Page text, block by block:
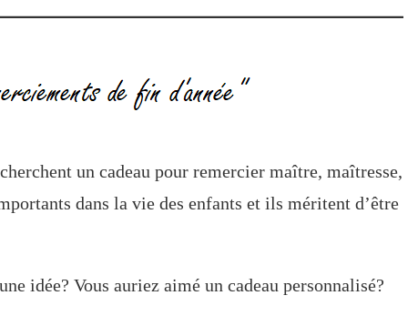
un cadeau pour remercier maître, maîtresse,
dans la vie des enfants et ils méritent d’être
idée? Vous auriez aimé un cadeau personnalisé?